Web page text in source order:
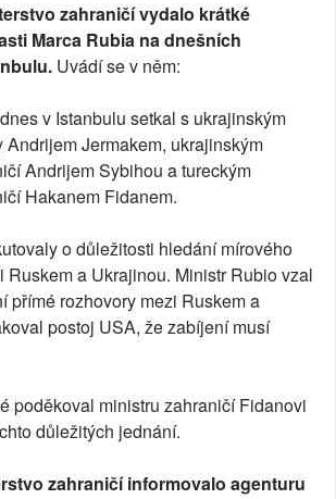
zahraničí vydalo krátké
Marca Rubia na dnešních
Uvádí se v něm:
v Istanbulu setkal s ukrajinským
Andrijem Jermakem, ukrajinským
Andrijem Sybihou a tureckým
Hakanem Fidanem.
o důležitosti hledání mírového
Ruskem a Ukrajinou. Ministr Rubio vzal
přímé rozhovory mezi Ruskem a
postoj USA, že zabíjení musí
poděkoval ministru zahraničí Fidanovi
důležitých jednání.
zahraničí informovalo agenturu